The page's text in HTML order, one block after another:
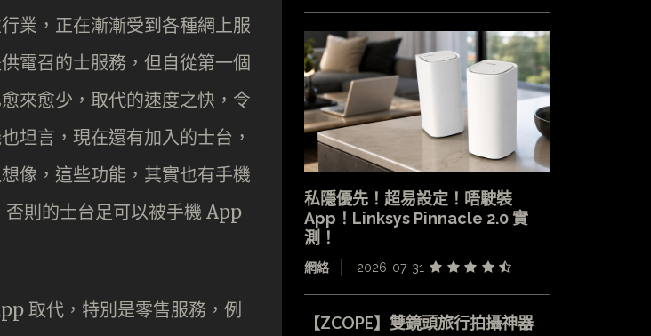
業，正在漸漸受到各種網上服
電召的士服務，但自從第一個
來愈少，取代的速度之快，令
坦言，現在還有加入的士台，
像，這些功能，其實也有手機
則的士台足可以被手機 App
取代，特別是零售服務，例
私隱優先！超易設定！唔駛裝
App！Linksys Pinnacle 2.0 實
測！
網絡 2026-07-31
【ZCOPE】雙鏡頭旅行拍攝神器